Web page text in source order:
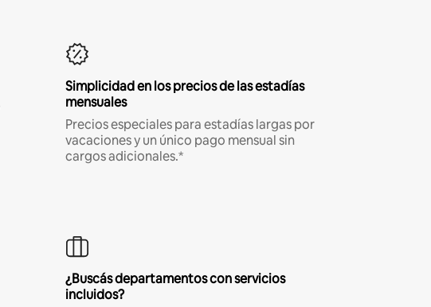
Simplicidad en los precios de las estadías
mensuales
Precios especiales para estadías largas por
vacaciones y un único pago mensual sin
cargos adicionales.*
¿Buscás departamentos con servicios
incluidos?